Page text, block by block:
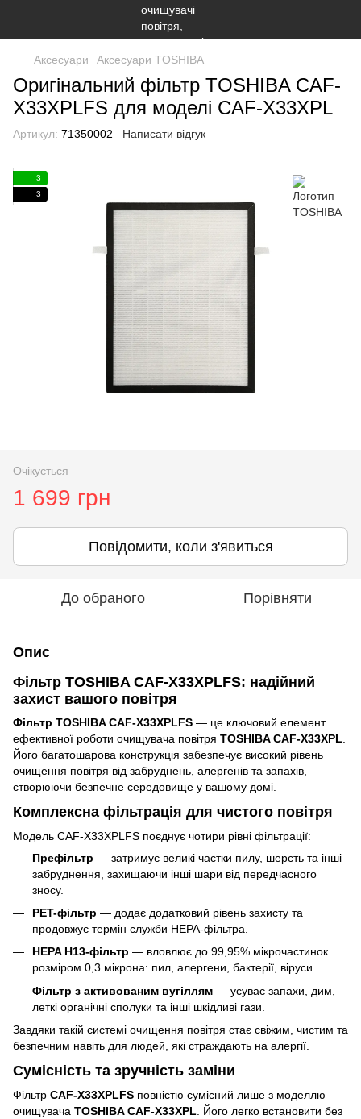
Аксесуари Аксесуари TOSHIBA
Оригінальний фільтр TOSHIBA CAF-
X33XPLFS для моделі CAF-X33XPL
Артикул: 71350002 Написати відгук
3
3
Очікується
1 699 грн
Повідомити, коли з'явиться
До обраного Порівняти
Опис
Фільтр TOSHIBA CAF-X33XPLFS: надійний
захист вашого повітря
Фільтр TOSHIBA CAF-X33XPLFS — це ключовий елемент
ефективної роботи очищувача повітря TOSHIBA CAF-X33XPL
Його багатошарова конструкція забезпечує високий рівень
очищення повітря від забруднень, алергенів та запахів,
створюючи безпечне середовище у вашому домі.
Комплексна фільтрація для чистого повітря
Модель CAF-X33XPLFS поєднує чотири рівні фільтрації:
Префільтр — затримує великі частки пилу, шерсть та інші
забруднення, захищаючи інші шари від передчасного
зносу.
PET-фільтр — додає додатковий рівень захисту та
продовжує термін служби HEPA-фільтра.
HEPA H13-фільтр — вловлює до 99,95% мікрочастинок
розміром 0,3 мікрона: пил, алергени, бактерії, віруси.
Фільтр з активованим вугіллям — усуває запахи, дим,
леткі органічні сполуки та інші шкідливі гази.
Завдяки такій системі очищення повітря стає свіжим, чистим та
безпечним навіть для людей, які страждають на алергії.
Сумісність та зручність заміни
Фільтр CAF-X33XPLFS повністю сумісний лише з моделлю
очищувача TOSHIBA CAF-X33XPL . Його легко встановити без